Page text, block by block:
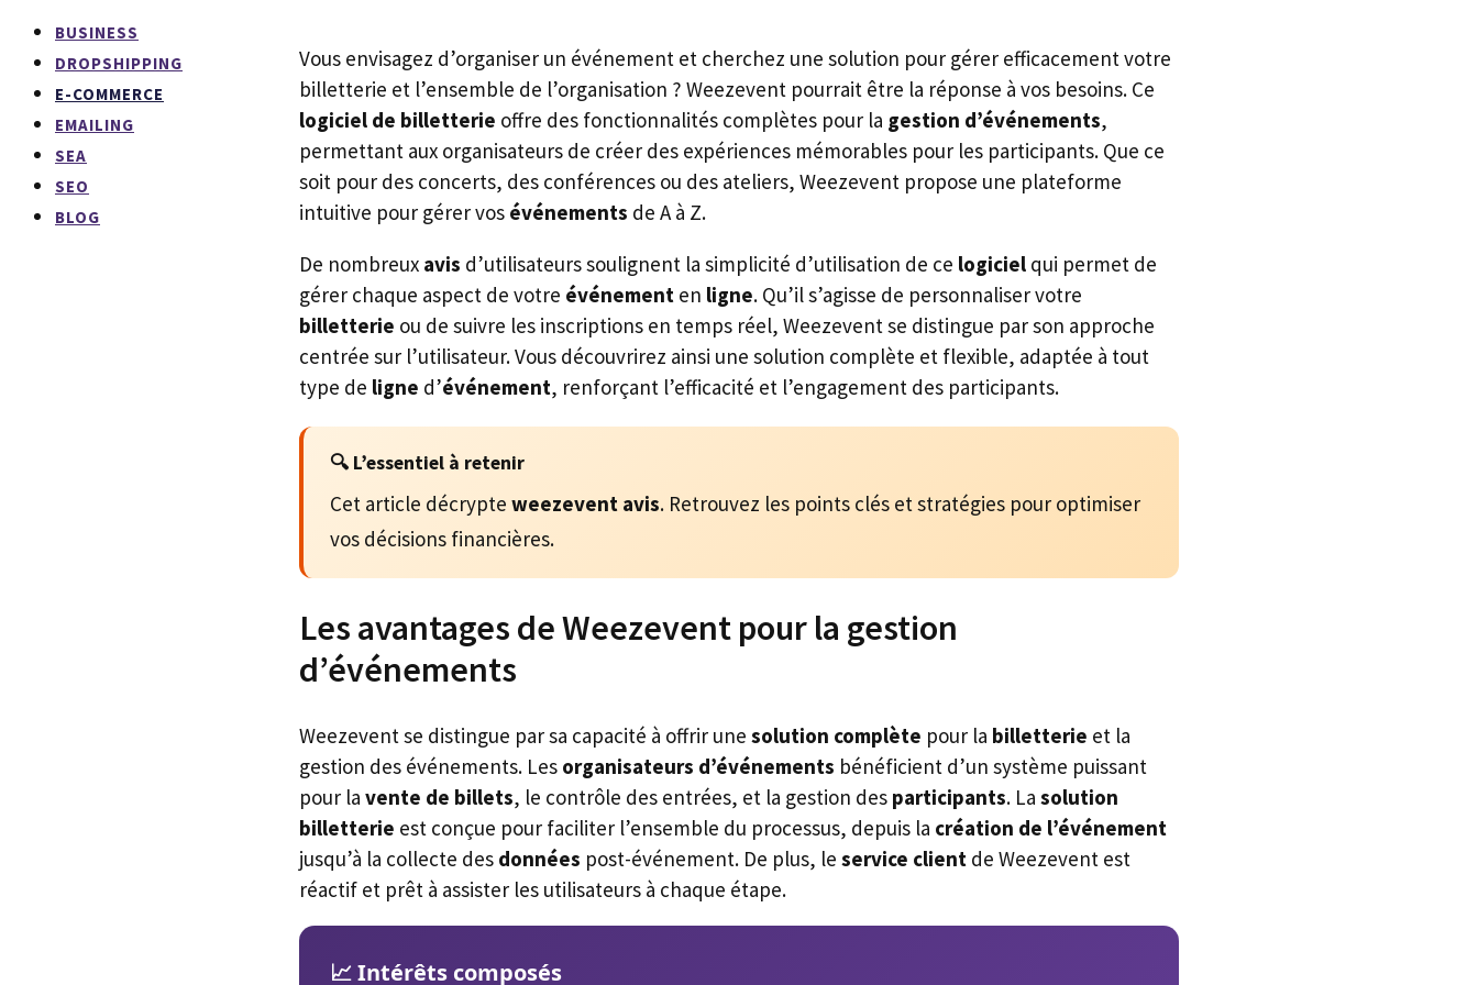
BUSINESS
DROPSHIPPING
E-COMMERCE
EMAILING
SEA
SEO
BLOG
Vous envisagez d’organiser un événement et cherchez une solution pour gérer efficacement votre
billetterie et l’ensemble de l’organisation ? Weezevent pourrait être la réponse à vos besoins. Ce
logiciel de billetterie offre des fonctionnalités complètes pour la gestion d’événements,
permettant aux organisateurs de créer des expériences mémorables pour les participants. Que ce
soit pour des concerts, des conférences ou des ateliers, Weezevent propose une plateforme
intuitive pour gérer vos événements de A à Z.
De nombreux avis d’utilisateurs soulignent la simplicité d’utilisation de ce logiciel qui permet de
gérer chaque aspect de votre événement en ligne. Qu’il s’agisse de personnaliser votre
billetterie ou de suivre les inscriptions en temps réel, Weezevent se distingue par son approche
centrée sur l’utilisateur. Vous découvrirez ainsi une solution complète et flexible, adaptée à tout
type de ligne d’événement, renforçant l’efficacité et l’engagement des participants.
🔍 L’essentiel à retenir
Cet article décrypte weezevent avis. Retrouvez les points clés et stratégies pour optimiser
vos décisions financières.
Les avantages de Weezevent pour la gestion
d’événements
Weezevent se distingue par sa capacité à offrir une solution complète pour la billetterie et la
gestion des événements. Les organisateurs d’événements bénéficient d’un système puissant
pour la vente de billets, le contrôle des entrées, et la gestion des participants. La solution
billetterie est conçue pour faciliter l’ensemble du processus, depuis la création de l’événement
jusqu’à la collecte des données post-événement. De plus, le service client de Weezevent est
réactif et prêt à assister les utilisateurs à chaque étape.
📈 Intérêts composés